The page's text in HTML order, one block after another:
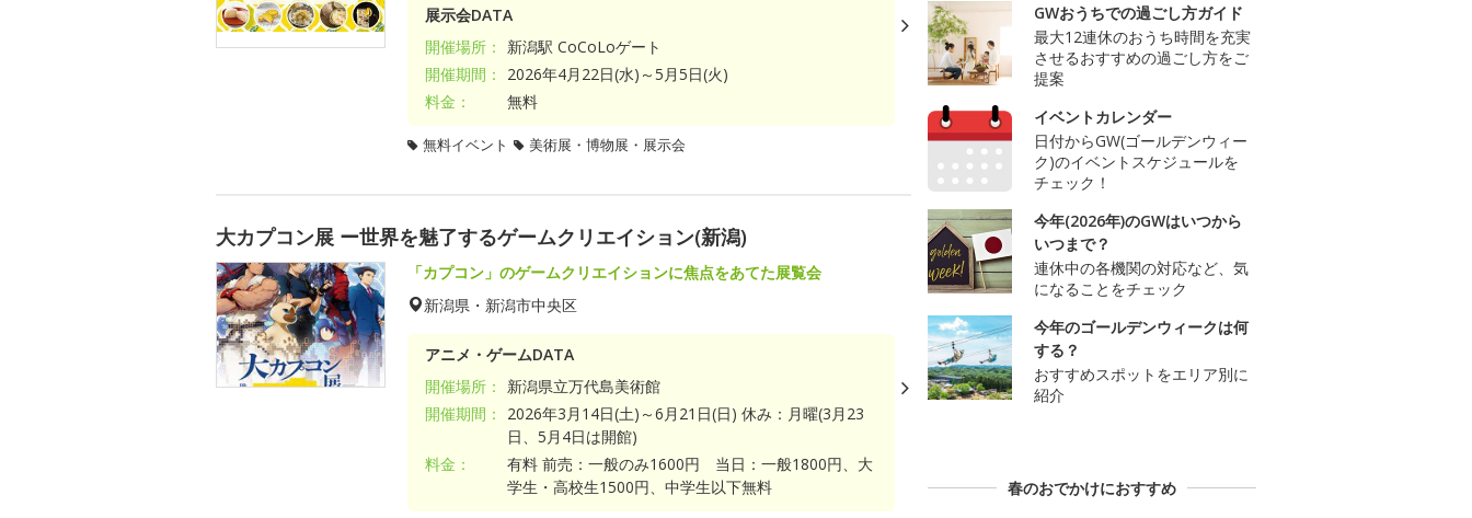
展示会DATA
開催場所：
新潟駅 CoCoLoゲート
開催期間：
2026年4月22日(水)～5月5日(火)
料金：
無料
無料イベント 美術展・博物展・展示会
大カプコン展 ー世界を魅了するゲームクリエイション(新潟)
「カプコン」のゲームクリエイションに焦点をあてた展覧会
新潟県・新潟市中央区
アニメ・ゲームDATA
開催場所：
新潟県立万代島美術館
開催期間：
2026年3月14日(土)～6月21日(日) 休み：月曜(3月23
日、5月4日は開館)
料金：
有料 前売：一般のみ1600円 当日：一般1800円、大
学生・高校生1500円、中学生以下無料
GWおうちでの過ごし方ガイド
最大12連休のおうち時間を充実
させるおすすめの過ごし方をご
提案
イベントカレンダー
日付からGW(ゴールデンウィー
ク)のイベントスケジュールを
チェック！
今年(2026年)のGWはいつから
いつまで？
連休中の各機関の対応など、気
になることをチェック
今年のゴールデンウィークは何
する？
おすすめスポットをエリア別に
紹介
春のおでかけにおすすめ